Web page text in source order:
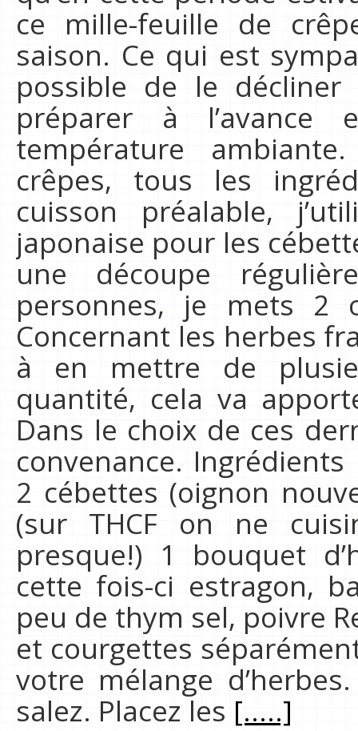
ce mille-feuille de
saison. Ce qui est
possible de le décliner
préparer à
température
crêpes, tous les
cuisson préalable,
japonaise pour les
une découpe
personnes, je mets 2
Concernant les herbes
à en mettre de
quantité, cela va
Dans le choix de ces
convenance.
2 cébettes (oignon
(sur THCF on ne
presque!) 1 bouquet
cette fois-ci estragon,
peu de thym sel, poivre
et courgettes
votre mélange
salez. Placez les [.....]